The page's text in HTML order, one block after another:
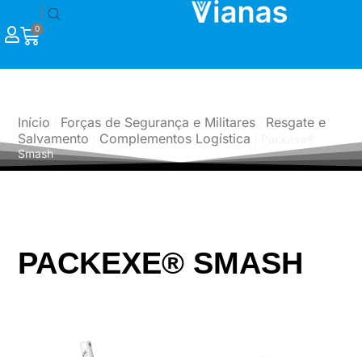
0
Início Forças de Segurança e Militares
Resgate e
Salvamento
Complementos Logística
Smash
PACKEXE® SMASH